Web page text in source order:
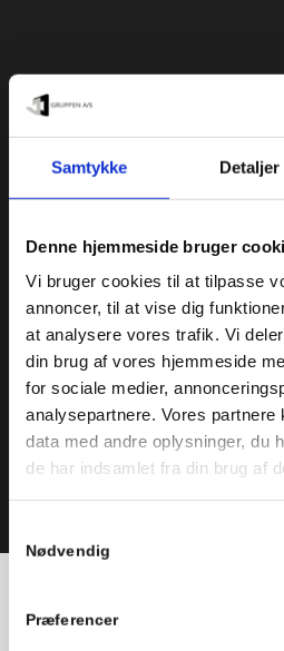
Samtykke Detaljer
Denne hjemmeside bruger
Vi bruger cookies til at tilpasse
annoncer, til at vise dig
at analysere vores trafik. Vi
din brug af vores hjemmeside
for sociale medier,
analysepartnere. Vores partnere
data med andre oplysninger, du
de har indsamlet fra din brug af
Nødvendig
Præferencer
Din brolægger i